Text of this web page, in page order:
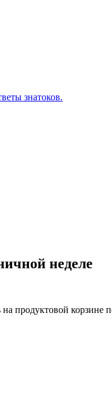
знатоков.
неделе
продуктовой